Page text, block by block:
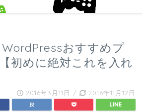
WordPressおすすめプ
初めに絶対これを入れ
2016年3月11日 / 2016年11月12日